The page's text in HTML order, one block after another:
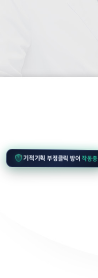
기적기획 부정클릭 방어작동중